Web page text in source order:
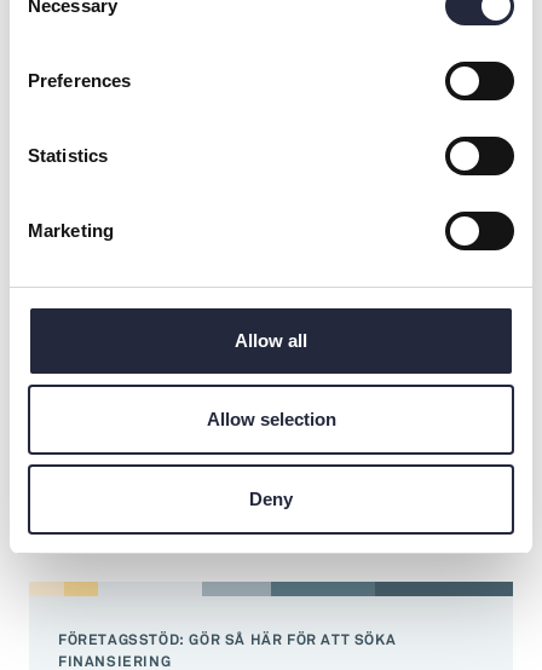
Selection
Necessary
Preferences
Statistics
Marketing
Allow all
Allow selection
Deny
– Det är olika för olika företag och produkter hur mycket man
stegen i exempelvis ytbehandlingen av materialen. Det är
miljömässigt hållbara oljor och ytbehandlingar för hand, i flera
arbetade sedan på arkitektkontor och byggde möbler på sidan
av. Den vävda skänken var en av de möbler som fick
Utbildningen på konstfack innehöll inget om företagande
projekt har de bland annat kunnat lära sig mer om hur det går
hitta samarbeten och om hur skogen går att använda på fler
FÖRETAGSSTÖD: GÖR SÅ HÄR FÖR ATT SÖKA
FINANSIERING